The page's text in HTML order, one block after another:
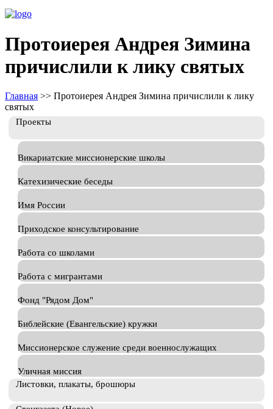
Протоиерея Андрея Зимина
причислили к лику святых
Главная >> Протоиерея Андрея Зимина причислили к лику
святых
Проекты
Викариатские миссионерские школы
Катехизические беседы
Имя России
Приходское консультирование
Работа со школами
Работа с мигрантами
Фонд "Рядом Дом"
Библейские (Евангельские) кружки
Миссионерское служение среди военнослужащих
Уличная миссия
Листовки, плакаты, брошюры